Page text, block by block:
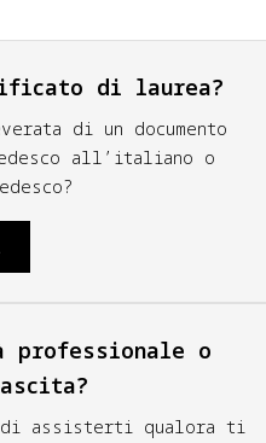
di laurea?
di un documento
all’italiano o
o
assisterti qualora ti